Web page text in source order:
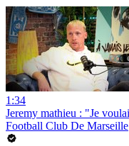
1:34
Jeremy mathieu : "Je
Football Club De Marseille